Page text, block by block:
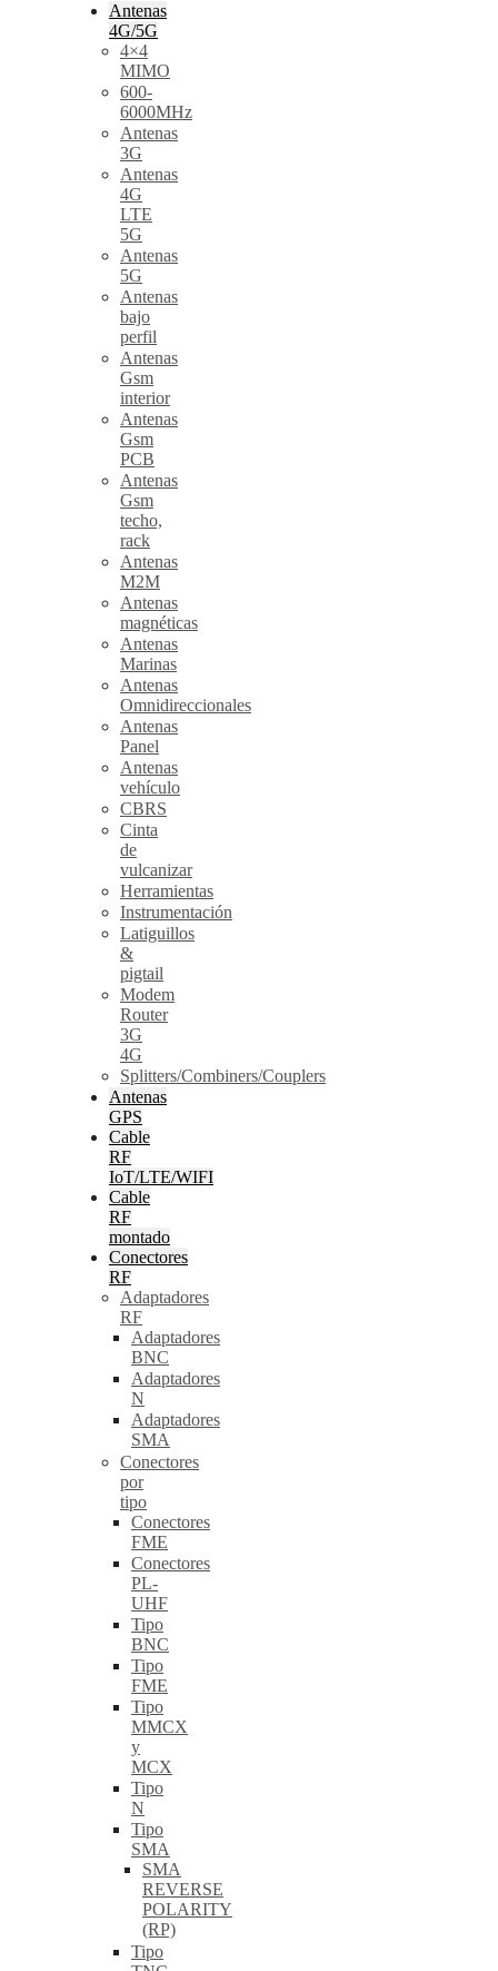
Antenas
4G/5G
4×4
MIMO
600-
6000MHz
Antenas
3G
Antenas
4G
LTE
5G
Antenas
5G
Antenas
bajo
perfil
Antenas
Gsm
interior
Antenas
Gsm
PCB
Antenas
Gsm
techo,
rack
Antenas
M2M
Antenas
magnéticas
Antenas
Marinas
Antenas
Omnidireccionales
Antenas
Panel
Antenas
vehículo
CBRS
Cinta
de
vulcanizar
Herramientas
Instrumentación
Latiguillos
&
pigtail
Modem
Router
3G
4G
Splitters/Combiners/Couplers
Antenas
GPS
Cable
RF
IoT/LTE/WIFI
Cable
RF
montado
Conectores
RF
Adaptadores
RF
Adaptadores
BNC
Adaptadores
N
Adaptadores
SMA
Conectores
por
tipo
Conectores
FME
Conectores
PL-
UHF
Tipo
BNC
Tipo
FME
Tipo
MMCX
y
MCX
Tipo
N
Tipo
SMA
SMA
REVERSE
POLARITY
(RP)
Tipo